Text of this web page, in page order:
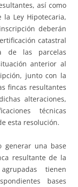
así como
Ley Hipotecaria,
deberán
catastral
de las parcelas
anterior al
junto con la
fincas resultantes
alteraciones,
técnicas
esta resolución.
generar una base
resultante de la
tienen
bases